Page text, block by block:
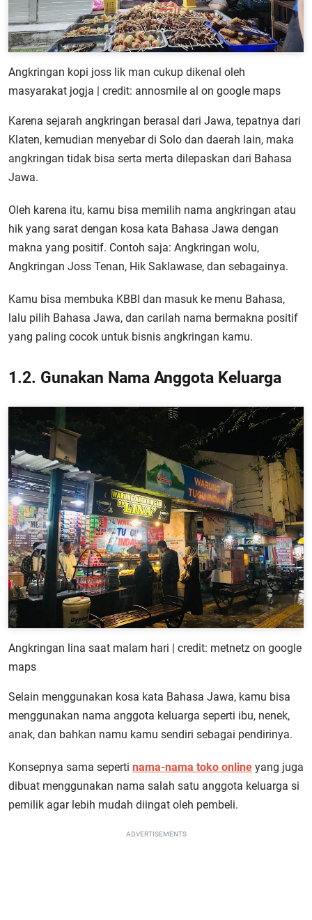
Angkringan kopi joss lik man cukup dikenal oleh
masyarakat jogja | credit: annosmile al on google maps
Karena sejarah angkringan berasal dari Jawa, tepatnya dari
Klaten, kemudian menyebar di Solo dan daerah lain, maka
angkringan tidak bisa serta merta dilepaskan dari Bahasa
Jawa.
Oleh karena itu, kamu bisa memilih nama angkringan atau
hik yang sarat dengan kosa kata Bahasa Jawa dengan
makna yang positif. Contoh saja: Angkringan wolu,
Angkringan Joss Tenan, Hik Saklawase, dan sebagainya.
Kamu bisa membuka KBBI dan masuk ke menu Bahasa,
lalu pilih Bahasa Jawa, dan carilah nama bermakna positif
yang paling cocok untuk bisnis angkringan kamu.
1.2. Gunakan Nama Anggota Keluarga
Angkringan lina saat malam hari | credit: metnetz on google
maps
Selain menggunakan kosa kata Bahasa Jawa, kamu bisa
menggunakan nama anggota keluarga seperti ibu, nenek,
anak, dan bahkan namu kamu sendiri sebagai pendirinya.
Konsepnya sama seperti nama-nama toko online yang juga
dibuat menggunakan nama salah satu anggota keluarga si
pemilik agar lebih mudah diingat oleh pembeli.
ADVERTISEMENTS